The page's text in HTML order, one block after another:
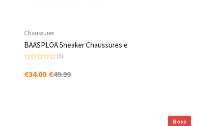
Chaussures
BAASPLOA Sneaker Chaussures e
o
t
(0)
€49.99
€34.00
Boss